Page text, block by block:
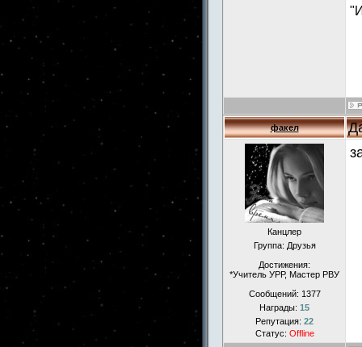
факел
Канцлер
Группа: Друзья
Достижения:
*Учитель УРР, Мастер РВУ
Сообщений: 1377
Награды: 15
Репутация: 22
Статус: Offline